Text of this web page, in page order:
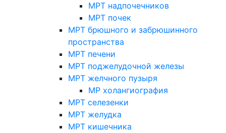
МРТ надпочечников
МРТ почек
МРТ брюшного и забрюшинного
пространства
МРТ печени
МРТ поджелудочной железы
МРТ желчного пузыря
МР холангиография
МРТ селезенки
МРТ желудка
МРТ кишечника